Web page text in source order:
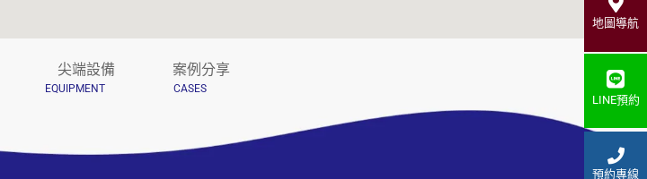
尖端設備
EQUIPMENT
案例分享
CASES
地圖導航
LINE預約
預約專線